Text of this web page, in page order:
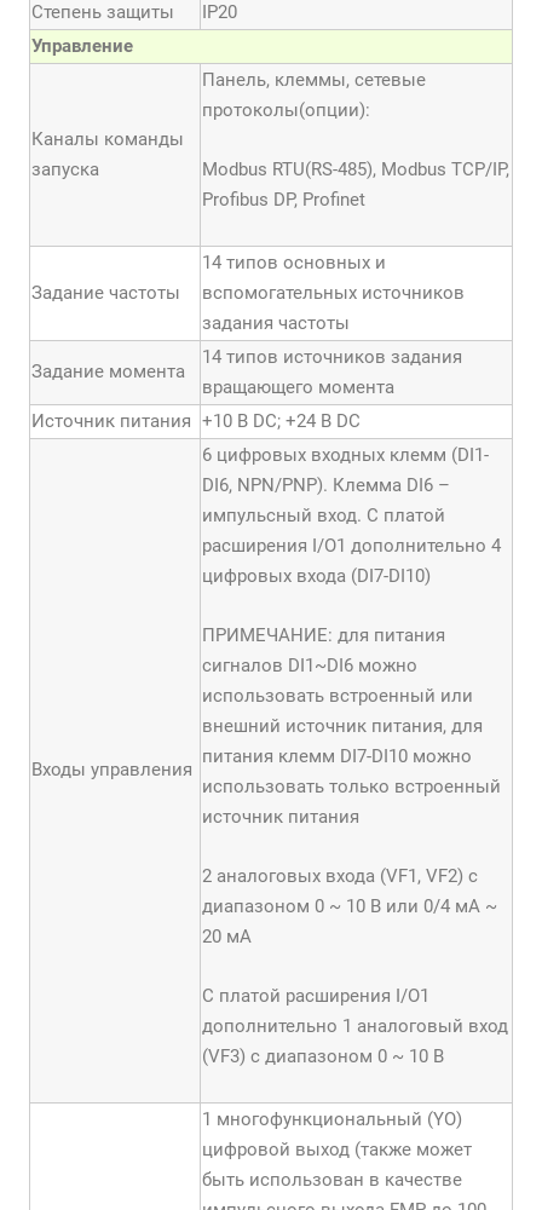
Степень защиты
IP20
Управление
Каналы команды
запуска
Панель, клеммы, сетевые
протоколы(опции):
Modbus RTU(RS-485), Modbus TCP/IP,
Profibus DP, Profinet
Задание частоты
14 типов основных и
вспомогательных источников
задания частоты
Задание момента
14 типов источников задания
вращающего момента
Источник питания +10 В DC; +24 В DC
Входы управления
6 цифровых входных клемм (DI1-
DI6, NPN/PNP). Клемма DI6 –
импульсный вход. С платой
расширения I/O1 дополнительно 4
цифровых входа (DI7-DI10)
ПРИМЕЧАНИЕ: для питания
сигналов DI1~DI6 можно
использовать встроенный или
внешний источник питания, для
питания клемм DI7-DI10 можно
использовать только встроенный
источник питания
2 аналоговых входа (VF1, VF2) с
диапазоном 0 ~ 10 В или 0/4 мА ~
20 мА
С платой расширения I/O1
дополнительно 1 аналоговый вход
(VF3) с диапазоном 0 ~ 10 В
1 многофункциональный (YО)
цифровой выход (также может
быть использован в качестве